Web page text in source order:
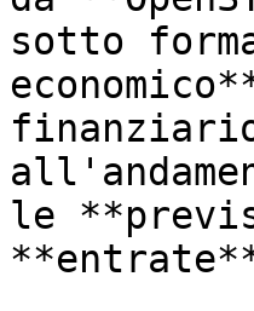
sotto
le